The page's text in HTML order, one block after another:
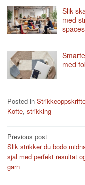
Slik
med
spaces
med
Posted in
Kofte, strikking
Post
navigation
Previous post
Slik strikker du bodø
sjal med perfekt resultat
garn